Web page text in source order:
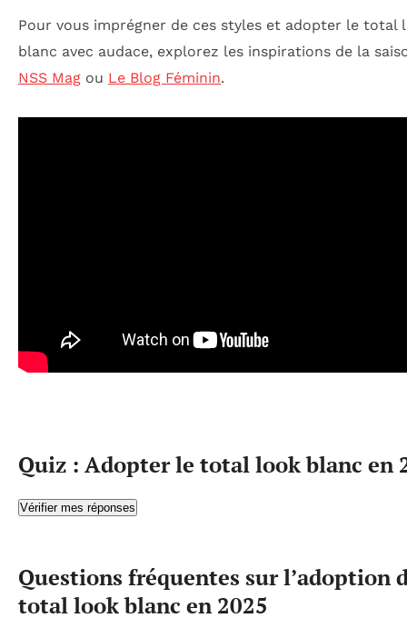
Pour vous imprégner de ces styles et adopter le total
blanc avec audace, explorez les inspirations de la
NSS Mag ou Le Blog Féminin.
Quiz : Adopter le total look blanc en
Vérifier mes réponses
Questions fréquentes sur l’adoption
total look blanc en 2025